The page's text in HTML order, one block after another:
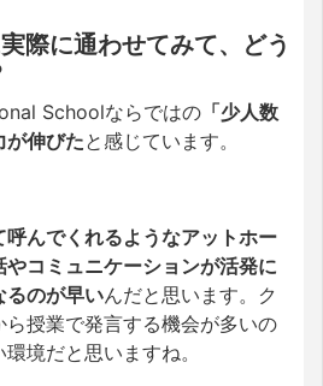
際に通わせてみて、どう
Schoolならではの 「少人数
が伸びたと感じています。
んでくれるようなアットホー
コミュニケーションが活発に
るのが早いんだと思います。ク
授業で発言する機会が多いの
境だと思いますね。